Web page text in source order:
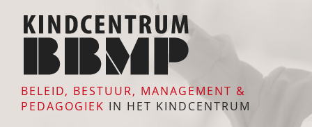
BELEID, BESTUUR, MANAGEMENT &
PEDAGOGIEK IN HET KINDCENTRUM